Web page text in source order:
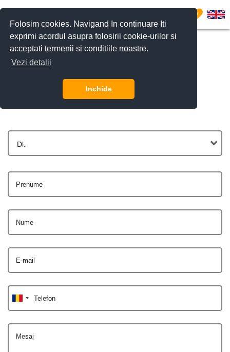
Folosim cookies. Navigand In continuare Iti
exprimi acordul asupra folosirii cookie-urilor si
acceptati termenii si conditiile noastre.
Vezi detalii
Inchide
0
Contactează-ne
Dl.
Prenume
Nume
E-mail
Telefon
Mesaj